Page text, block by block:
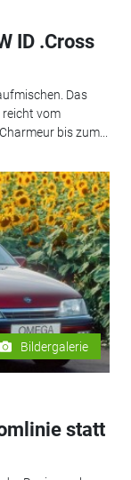
ID .Cross
Das
reicht vom
bis zum...
Bildergalerie
statt